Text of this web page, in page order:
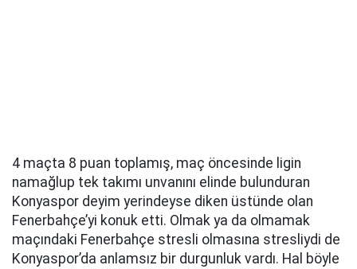
4 maçta 8 puan toplamış, maç öncesinde ligin
namağlup tek takımı unvanını elinde bulunduran
Konyaspor deyim yerindeyse diken üstünde olan
Fenerbahçe’yi konuk etti. Olmak ya da olmamak
maçındaki Fenerbahçe stresli olmasına stresliydi de
Konyaspor’da anlamsız bir durgunluk vardı. Hal böyle